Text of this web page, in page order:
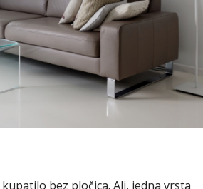
bez pločica. Ali, jedna vrsta